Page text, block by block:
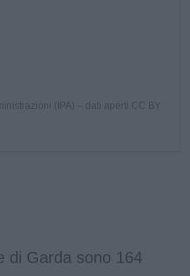
(IPA) – dati aperti CC BY
di Garda sono 164